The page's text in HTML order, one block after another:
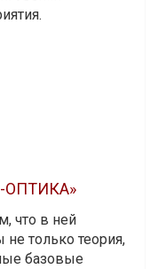
ОПТИКА»
что в ней
не только теория,
базовые